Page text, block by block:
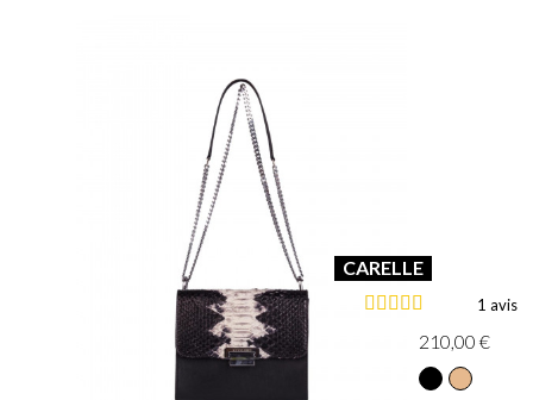
CARELLE
1 avis
210,00 €